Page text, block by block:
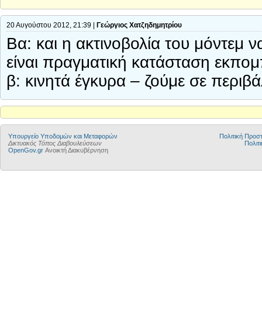
20 Αυγούστου 2012, 21:39 | Γεώργιος Χατζηδημητρίου
Βα: και η ακτινοβολία του μόντεμ
είναι πραγματική κατάσταση
β: κινητά έγκυρα – ζούμε σε
Υπουργείο Υποδομών και Μεταφορών
Δικτυακός Τόπος Διαβουλεύσεων
OpenGov.gr Ανοικτή Διακυβέρνηση
Πολιτική